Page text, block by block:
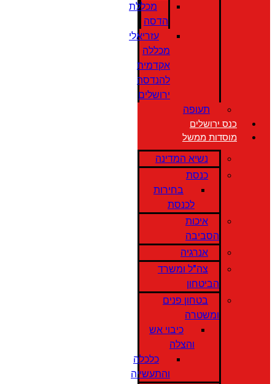
מכללת
הדסה
עזריאלי
מכללה
אקדמית
להנדסה
ירושלים
תעופה
כנס ירושלים
מוסדות ממשל
נשיא המדינה
כנסת
בחירות
לכנסת
איכות
הסביבה
אנרגיה
צה"ל ומשרד
הביטחון
בטחון פנים
ומשטרה
כיבוי אש
והצלה
כלכלה
והתעשייה